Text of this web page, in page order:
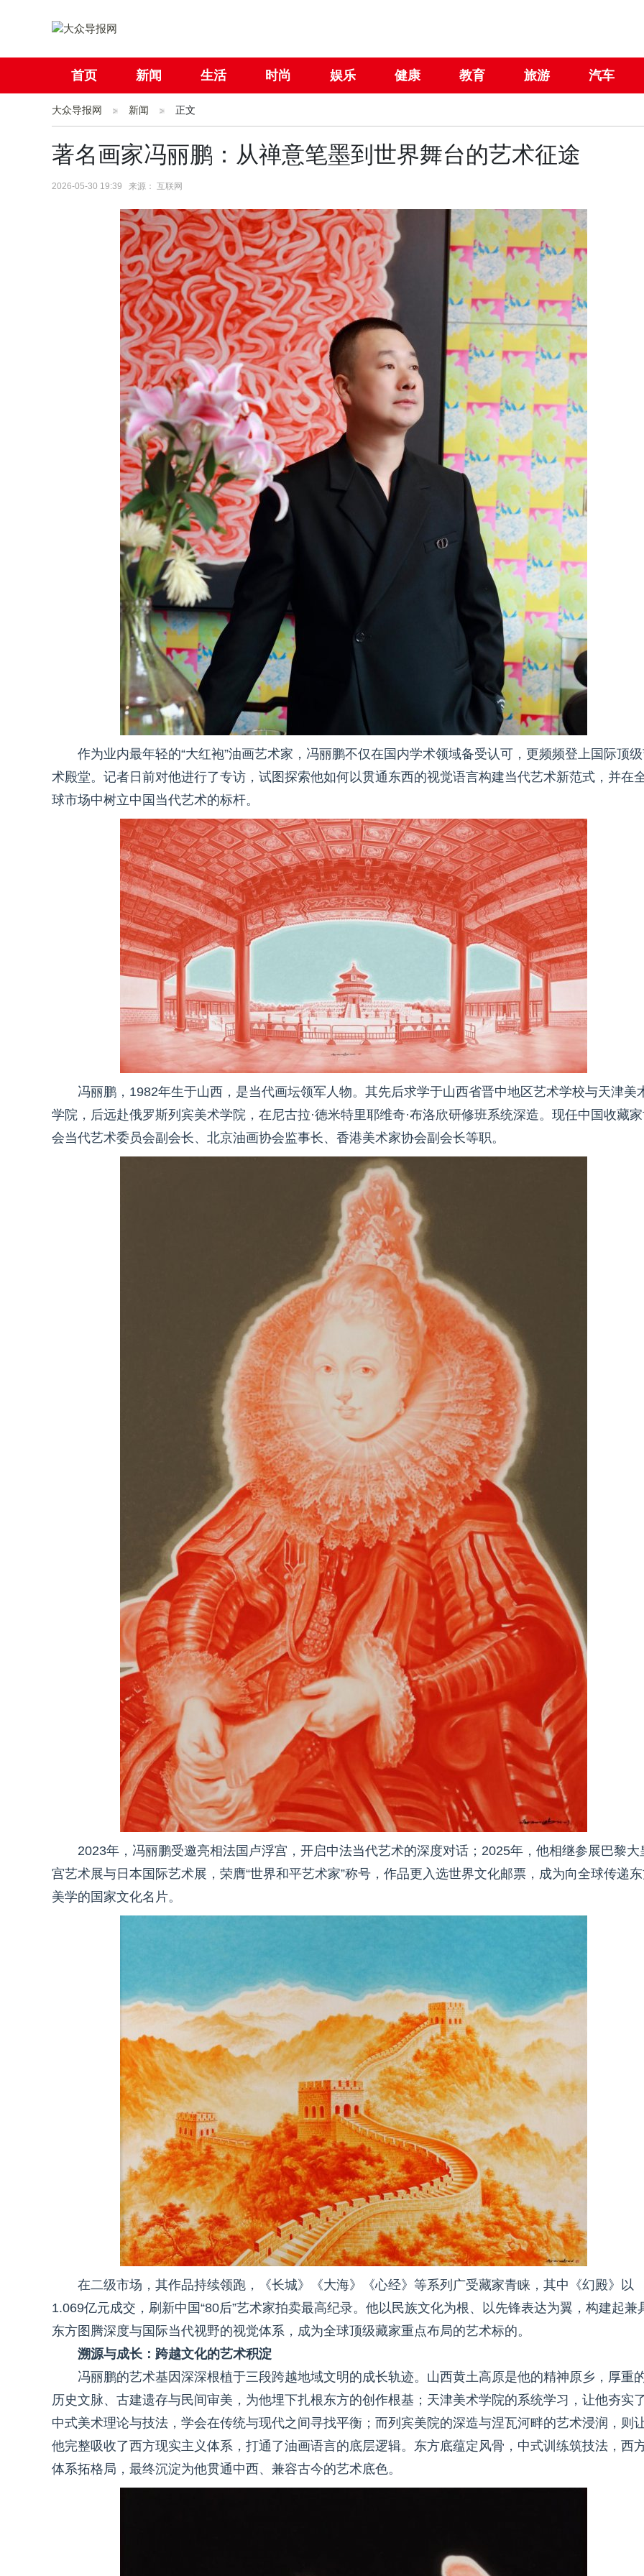
首页 新闻 生活 时尚 娱乐 健康 教育 旅游 汽车
社会 国际
大众导报网 新闻 正文
著名画家冯丽鹏：从禅意笔墨到世界舞台的艺术征途
2026-05-30 19:39 来源： 互联网
作为业内最年轻的“大红袍”油画艺术家，冯丽鹏不仅在国内学术领域备受认可，更频频登上国际顶
术殿堂。记者日前对他进行了专访，试图探索他如何以贯通东西的视觉语言构建当代艺术新范式，并在
球市场中树立中国当代艺术的标杆。
冯丽鹏，1982年生于山西，是当代画坛领军人物。其先后求学于山西省晋中地区艺术学校与天津美
学院，后远赴俄罗斯列宾美术学院，在尼古拉·德米特里耶维奇·布洛欣研修班系统深造。现任中国收藏
会当代艺术委员会副会长、北京油画协会监事长、香港美术家协会副会长等职。
2023年，冯丽鹏受邀亮相法国卢浮宫，开启中法当代艺术的深度对话；2025年，他相继参展巴黎大
宫艺术展与日本国际艺术展，荣膺“世界和平艺术家”称号，作品更入选世界文化邮票，成为向全球传递
美学的国家文化名片。
在二级市场，其作品持续领跑，《长城》《大海》《心经》等系列广受藏家青睐，其中《幻殿》以
1.069亿元成交，刷新中国“80后”艺术家拍卖最高纪录。他以民族文化为根、以先锋表达为翼，构建起兼
东方图腾深度与国际当代视野的视觉体系，成为全球顶级藏家重点布局的艺术标的。
溯源与成长：跨越文化的艺术积淀
冯丽鹏的艺术基因深深根植于三段跨越地域文明的成长轨迹。山西黄土高原是他的精神原乡，厚重
历史文脉、古建遗存与民间审美，为他埋下扎根东方的创作根基；天津美术学院的系统学习，让他夯实
中式美术理论与技法，学会在传统与现代之间寻找平衡；而列宾美院的深造与涅瓦河畔的艺术浸润，则
他完整吸收了西方现实主义体系，打通了油画语言的底层逻辑。东方底蕴定风骨，中式训练筑技法，西
体系拓格局，最终沉淀为他贯通中西、兼容古今的艺术底色。